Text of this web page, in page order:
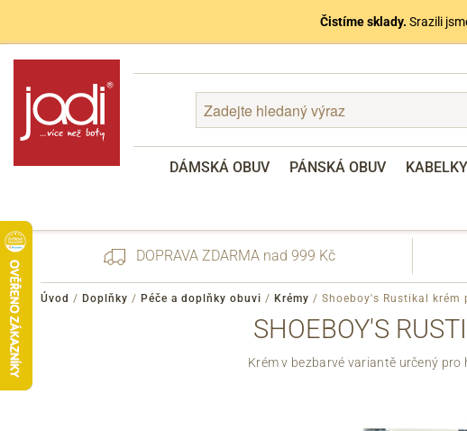
Čistíme sklady. Srazili
DÁMSKÁ OBUV PÁNSKÁ OBUV
DOPRAVA ZDARMA nad 999 Kč
Úvod / Doplňky / Péče a doplňky obuvi / Krémy / Shoeboy's Rustikal krém
SHOEBOY'S
Krém v bezbarvé variantě určený pro